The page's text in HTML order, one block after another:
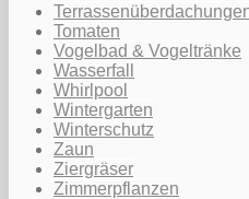
Tomaten
Vogelbad & Vogeltränke
Wasserfall
Whirlpool
Wintergarten
Winterschutz
Zaun
Ziergräser
Zimmerpflanzen